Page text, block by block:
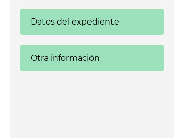
Datos del expediente
Otra información